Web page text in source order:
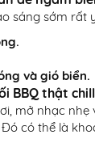
sáng sớm rất
và gió biển.
BBQ thật chill
mở nhạc
có thể là